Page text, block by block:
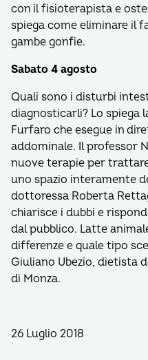
con il fisioterapista e
spiega come eliminare il
gambe gonfie.
Sabato 4 agosto
Quali sono i disturbi
diagnosticarli? Lo spiega
Furfaro che esegue in
addominale. Il professor
nuove terapie per
uno spazio interamente
dottoressa Roberta
chiarisce i dubbi e
dal pubblico. Latte
differenze e quale tipo
Giuliano Ubezio, dietista
di Monza.
26 Luglio 2018